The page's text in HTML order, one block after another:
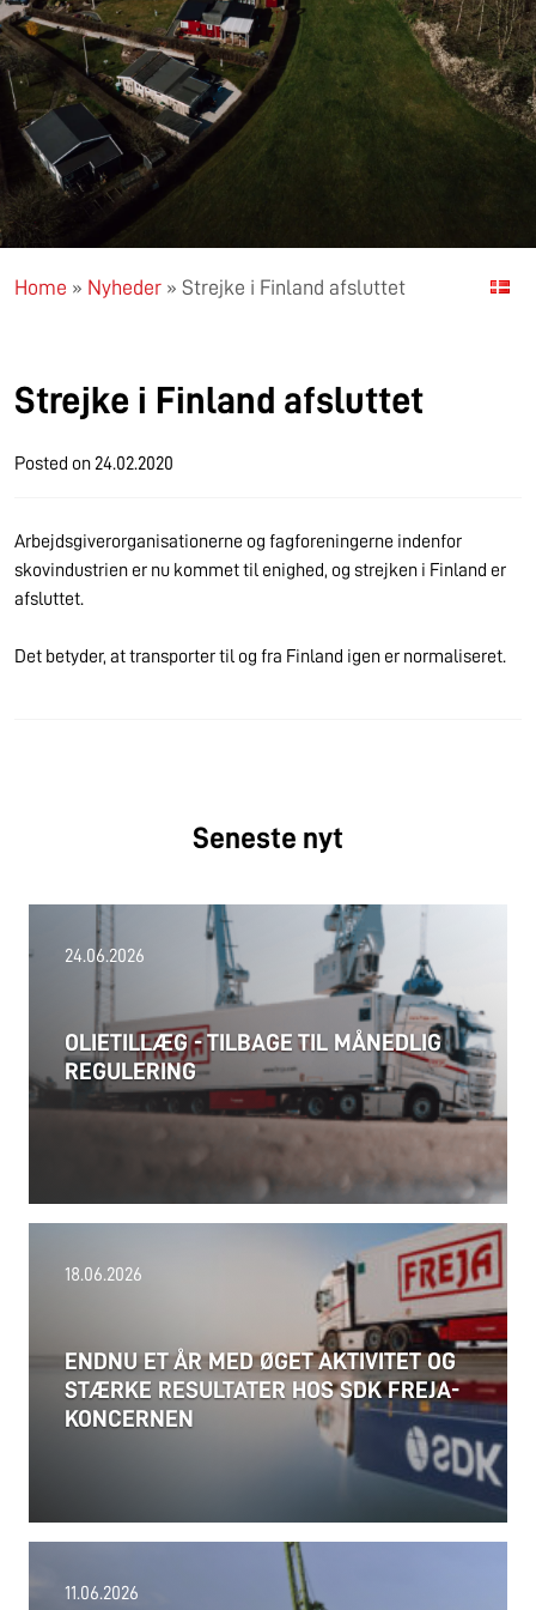
Home » Nyheder » Strejke i Finland afsluttet
Strejke i Finland afsluttet
Posted on 24.02.2020
Arbejdsgiverorganisationerne og fagforeningerne indenfor
skovindustrien er nu kommet til enighed, og strejken i Finland er
afsluttet.
Det betyder, at transporter til og fra Finland igen er normaliseret.
Seneste nyt
24.06.2026
OLIETILLÆG - TILBAGE TIL MÅNEDLIG
REGULERING
18.06.2026
ENDNU ET ÅR MED ØGET AKTIVITET OG
STÆRKE RESULTATER HOS SDK FREJA-
KONCERNEN
11.06.2026